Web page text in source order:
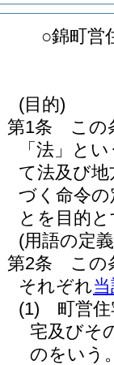
○錦町営
(目的)
第1条
この
「法」と
て法及び地
づく命令
とを目的
(用語の定
第2条
この
それぞれ
(1)
町営
宅及びそ
のをいう